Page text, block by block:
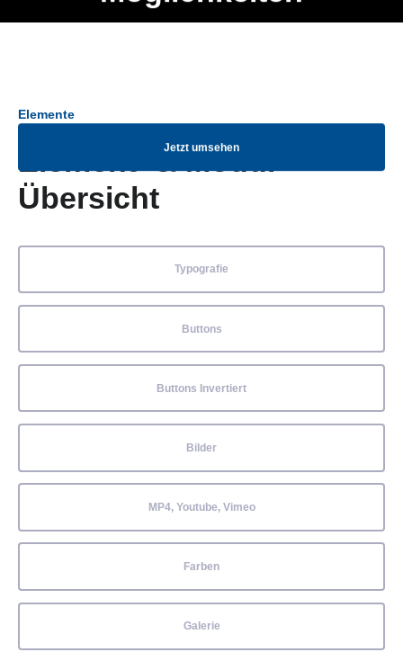
Jetzt umsehen
Elemente
Element- & Modul-
Übersicht
Typografie
Buttons
Buttons Invertiert
Bilder
MP4, Youtube, Vimeo
Farben
Galerie